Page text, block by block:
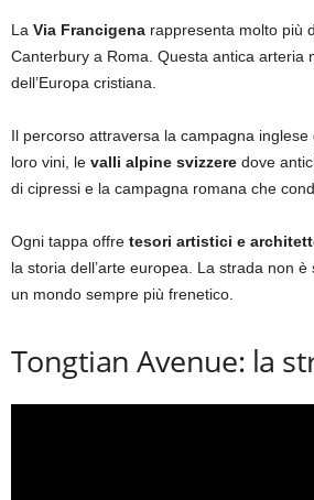
La Via Francigena rappresenta molto più
Canterbury a Roma. Questa antica arteria
dell’Europa cristiana.
Il percorso attraversa la campagna
loro vini, le valli alpine svizzere dove
di cipressi e la campagna romana che
Ogni tappa offre tesori artistici e
la storia dell’arte europea. La strada non
un mondo sempre più frenetico.
Tongtian Avenue: la